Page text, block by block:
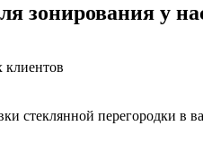
зонирования у
клиентов
стеклянной перегородки в